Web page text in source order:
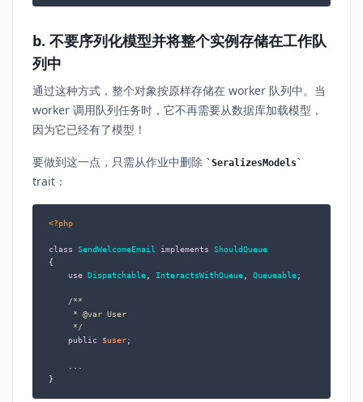
b. 不要序列化模型并将整个实例存储在工作队
列中
通过这种方式，整个对象按原样存储在 worker 队列中。当
worker 调用队列任务时，它不再需要从数据库加载模型，
因为它已经有了模型！
要做到这一点，只需从作业中删除 SeralizesModels
trait：
<?php
class SendWelcomeEmail implements
ShouldQueue
{
use Dispatchable, InteractsWithQueue, Queueable;
/**
     *
@var User
     */
public
$user;
}